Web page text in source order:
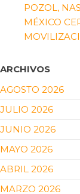
POZOL,
MÉXICO
ARCHIVOS
AGOSTO 2026
JULIO 2026
JUNIO 2026
MAYO 2026
ABRIL 2026
MARZO 2026